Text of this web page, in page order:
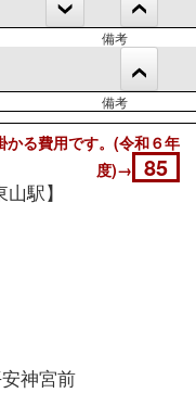
備考
備考
かる費用です。(令和６年
度)→ 85
駅】
神宮前